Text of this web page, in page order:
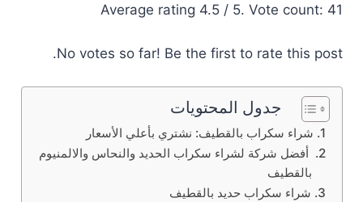
Average rating 4.5/ 5. Vote count: 41
No votes so far! Be the first to rate this post.
جدول المحتويات
شراء سكراب بالقطيف: نشتري بأعلي الأسعار
أفضل شركة لشراء سكراب الحديد والنحاس والالمنيوم
بالقطيف
شراء سكراب حديد بالقطيف